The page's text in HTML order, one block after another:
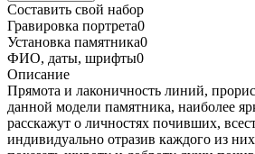
Составить свой набор
Гравировка портрета0
Установка памятника0
ФИО, даты, шрифты0
Описание
Прямота и лаконичность линий,
данной модели памятника, наиболее
расскажут о личностях почивших,
индивидуально отразив каждого из